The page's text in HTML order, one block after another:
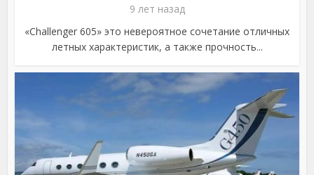
9 лет назад
«Challenger 605» это невероятное сочетание отличных
летных характеристик, а также прочность...